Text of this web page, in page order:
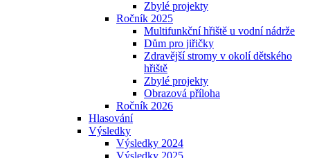
Zbylé projekty
Ročník 2025
Multifunkční hřiště u vodní nádrže
Dům pro jiřičky
Zdravější stromy v okolí dětského
hřiště
Zbylé projekty
Obrazová příloha
Ročník 2026
Hlasování
Výsledky
Výsledky 2024
Výsledky 2025